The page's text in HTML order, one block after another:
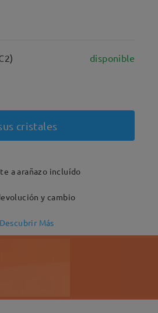
disponible
cristales
a arañazo incluído
y cambio
Descubrir Más